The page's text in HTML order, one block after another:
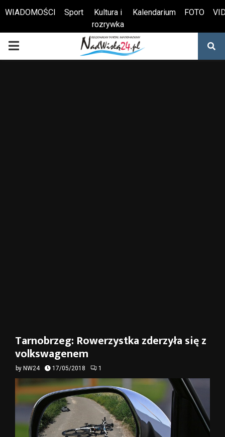
Otwórz pasek narzędzi
WIADOMOŚCI Sport
Kultura i
rozrywka
Kalendarium FOTO
PRIMARY
Tarnobrzeg: Rowerzystka zderzyła się z
volkswagenem
by NW24 17/05/2018 1